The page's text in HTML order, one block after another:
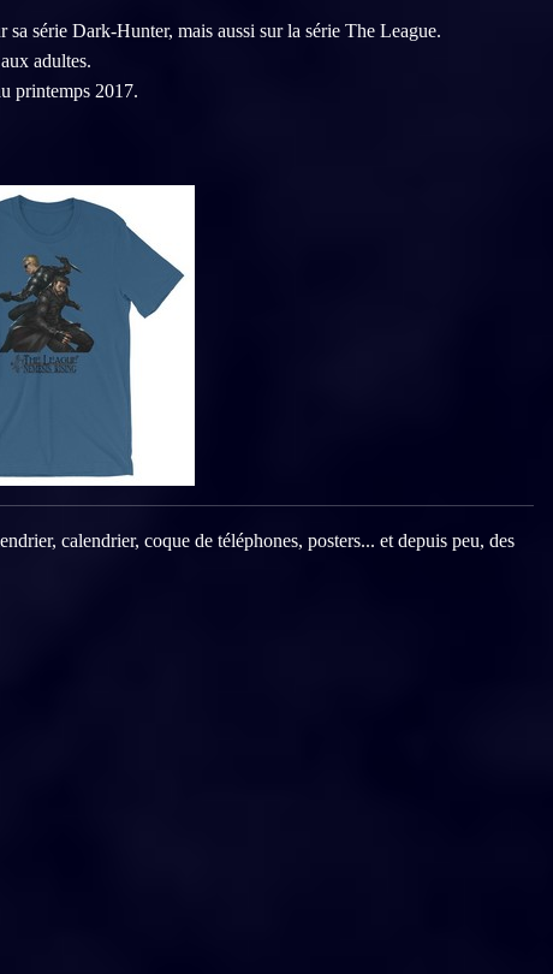
série Dark-Hunter, mais aussi sur la série The League.
adultes.
printemps 2017.
calendrier, coque de téléphones, posters... et depuis peu, des